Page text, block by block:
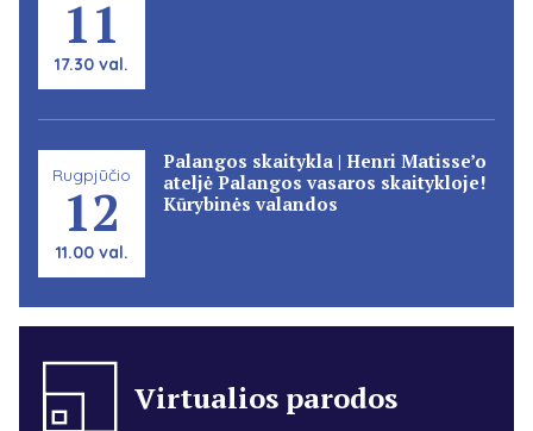
11
17.30 val.
Rugpjūčio
12
11.00 val.
Palangos skaitykla | Henri Matisse’o
ateljė Palangos vasaros skaitykloje!
Kūrybinės valandos
Virtualios parodos